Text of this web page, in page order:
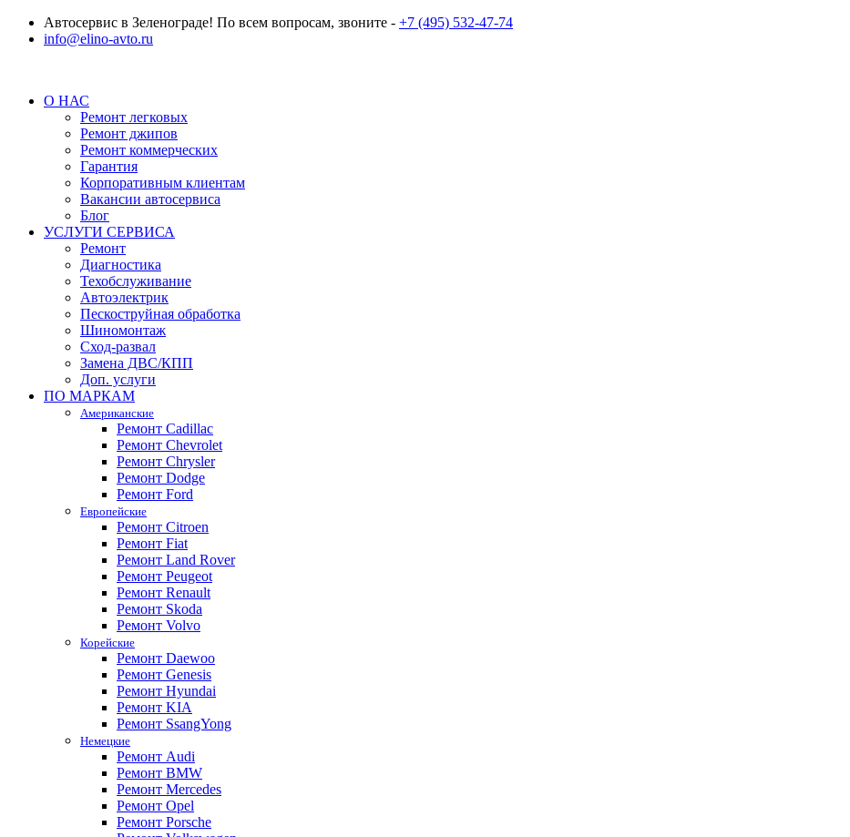
Автосервис в Зеленограде! По всем вопросам, звоните - +7 (495) 532-47-74
info@elino-avto.ru
О НАС
Ремонт легковых
Ремонт джипов
Ремонт коммерческих
Гарантия
Корпоративным клиентам
Вакансии автосервиса
Блог
УСЛУГИ СЕРВИСА
Ремонт
Диагностика
Техобслуживание
Автоэлектрик
Пескоструйная обработка
Шиномонтаж
Сход-развал
Замена ДВС/КПП
Доп. услуги
ПО МАРКАМ
Американские
Ремонт Cadillac
Ремонт Chevrolet
Ремонт Chrysler
Ремонт Dodge
Ремонт Ford
Европейские
Ремонт Citroen
Ремонт Fiat
Ремонт Land Rover
Ремонт Peugeot
Ремонт Renault
Ремонт Skoda
Ремонт Volvo
Корейские
Ремонт Daewoo
Ремонт Genesis
Ремонт Hyundai
Ремонт KIA
Ремонт SsangYong
Немецкие
Ремонт Audi
Ремонт BMW
Ремонт Mercedes
Ремонт Opel
Ремонт Porsche